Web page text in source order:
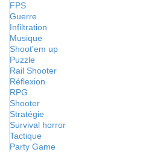
FPS
Guerre
Infiltration
Musique
Shoot'em up
Puzzle
Rail Shooter
Réflexion
RPG
Shooter
Stratégie
Survival horror
Tactique
Party Game